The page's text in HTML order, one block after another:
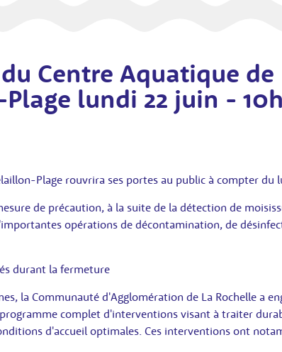
Centre Aquatique de
lundi 22 juin -
Plage rouvrira ses portes au public à compter du
de précaution, à la suite de la détection de
opérations de décontamination, de
durant la fermeture
la Communauté d'Agglomération de La Rochelle a
complet d'interventions visant à traiter
d'accueil optimales. Ces interventions ont